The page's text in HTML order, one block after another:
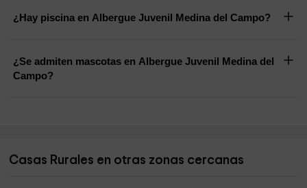
¿Hay piscina en Albergue Juvenil Medina del Campo?
¿Se admiten mascotas en Albergue Juvenil Medina del
Campo?
Casas Rurales en otras zonas cercanas